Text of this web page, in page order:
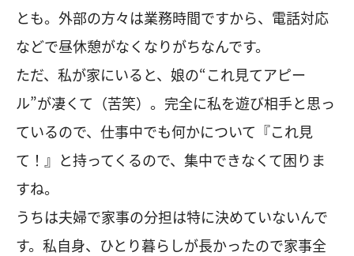
とも。外部の方々は業務時間ですから、電話対応
などで昼休憩がなくなりがちなんです。
ただ、私が家にいると、娘の“これ見てアピー
ル”が凄くて（苦笑）。完全に私を遊び相手と思っ
ているので、仕事中でも何かについて『これ見
て！』と持ってくるので、集中できなくて困りま
すね。
うちは夫婦で家事の分担は特に決めていないんで
す。私自身、ひとり暮らしが長かったので家事全